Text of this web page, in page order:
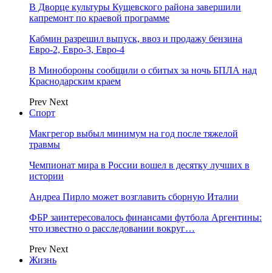
В Дворце культуры Кущевского района завершили
капремонт по краевой программе
Кабмин разрешил выпуск, ввоз и продажу бензина
Евро-2, Евро-3, Евро-4
В Минобороны сообщили о сбитых за ночь БПЛА над
Краснодарским краем
Prev Next
Спорт
Макгрегор выбыл минимум на год после тяжелой
травмы
Чемпионат мира в России вошел в десятку лучших в
истории
Андреа Пирло может возглавить сборную Италии
ФБР заинтересовалось финансами футбола Аргентины:
что известно о расследовании вокруг…
Prev Next
Жизнь